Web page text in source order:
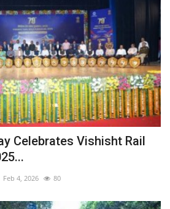
Celebrates Vishisht Rail
Feb 4, 2026 80